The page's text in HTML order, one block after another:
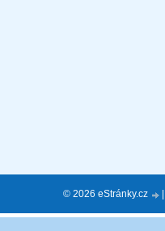
© 2026 eStránky.cz